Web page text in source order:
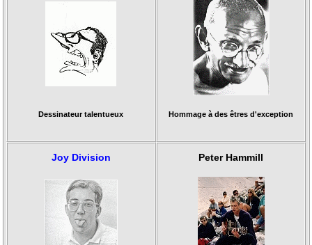
Dessinateur talentueux Hommage à des êtres d'exception
Joy Division Peter Hammill